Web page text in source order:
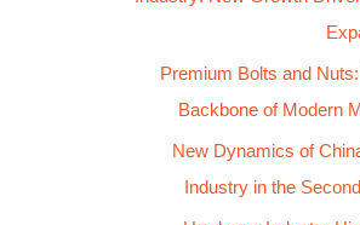
Premium Bolts and
Backbone of Modern
New Dynamics of
Industry in the